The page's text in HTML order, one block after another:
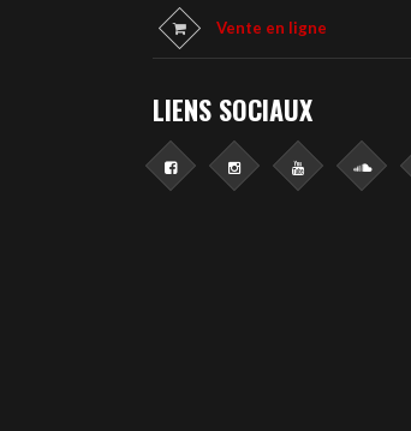
Vente en ligne
LIENS SOCIAUX